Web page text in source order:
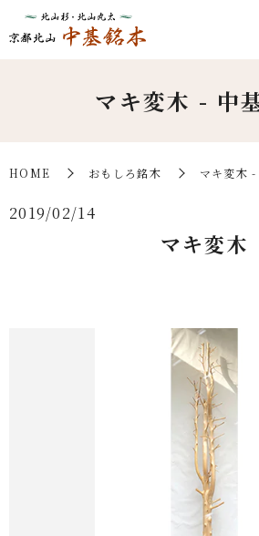
マキ変木 - 中
HOME おもしろ銘木 マキ変木
2019/02/14
マキ変木